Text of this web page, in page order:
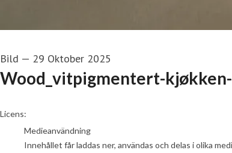
Bild — 29 Oktober 2025
Wood_vitpigmentert-
go to media item
Licens:
Medieanvändning
Innehållet får laddas ner, användas och delas i olika